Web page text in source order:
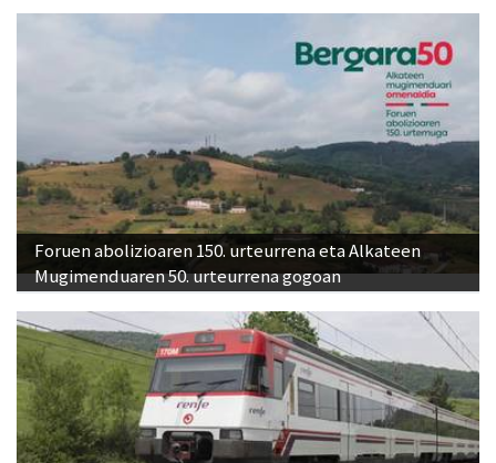
Foruen abolizioaren 150. urteurrena eta Alkateen
Mugimenduaren 50. urteurrena gogoan